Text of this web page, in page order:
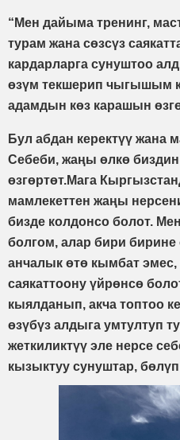
“Мен дайыма тренинг,
турам жана сөзсүз
кардарларга сунуштоо
өзүм текшерип чыгышым
адамдын көз карашын
Бул абдан керектүү жана
Себеби, жаңы өлкө
өзгөртөт.Мага
мамлекеттен жаңы
бизде колдонсо болот.
болгом, алар бири
анчалык өтө кымбат эмес,
саякаттоону үйрөнсө
кыялданып, акча топтоо
өзүбүз алдыга умтултуп
жеткиликтүү эле нерсе
кызыктуу сунуштар,